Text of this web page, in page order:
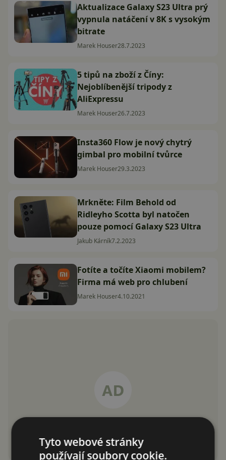
Aktualizace Galaxy S23 Ultra prý
vypnula natáčení v 8K s vysokým
bitrate
Marek Houser28.7.2023
5 tipů na zboží z Číny:
Nejoblíbenější tripody z
AliExpressu
Marek Houser26.7.2023
Insta360 Flow je nový chytrý
gimbal pro mobilní tvůrce
Marek Houser29.3.2023
Mrkněte: Film Behold od
Ridleyho Scotta byl natočen
pouze pomocí Galaxy S23 Ultra
Jakub Kárník7.2.2023
Fotíte a točíte Xiaomi mobilem?
Firma má web pro chlubení
Marek Houser4.10.2021
Tyto webové stránky
používají soubory cookie.